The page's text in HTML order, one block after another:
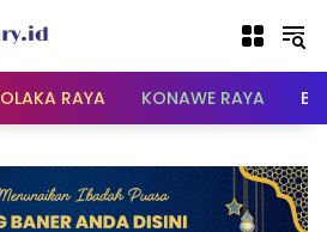
RAYA KONAWE RAYA